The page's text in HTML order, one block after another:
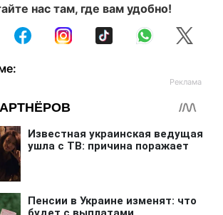
нас там, где вам удобно!